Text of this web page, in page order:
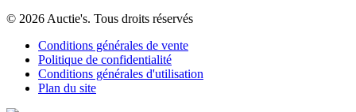
© 2026 Auctie's. Tous droits réservés
Conditions générales de vente
Politique de confidentialité
Conditions générales d'utilisation
Plan du site